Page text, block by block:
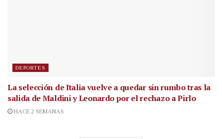
DEPORTES
La selección de Italia vuelve a quedar sin rumbo tras la
salida de Maldini y Leonardo por el rechazo a Pirlo
HACE 2 SEMANAS